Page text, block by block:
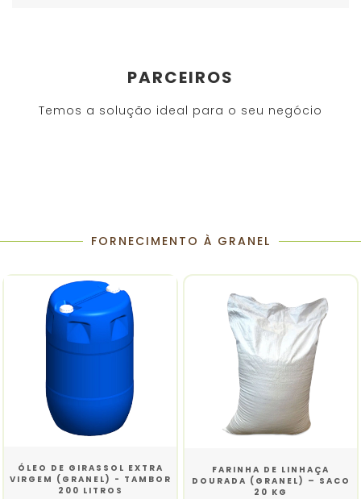
PARCEIROS
Temos a solução ideal para o seu negócio
FORNECIMENTO À GRANEL
ÓLEO DE GIRASSOL EXTRA
VIRGEM (GRANEL) - TAMBOR
200 LITROS
FARINHA DE LINHAÇA
DOURADA (GRANEL) – SACO
20 KG